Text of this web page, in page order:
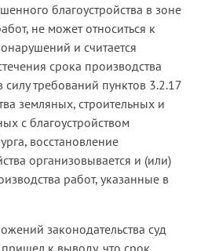
благоустройства в зоне
не может относиться к
и считается
срока производства
силу требований пунктов 3.2.17
земляных, строительных и
с благоустройством
восстановление
организовывается и (или)
работ, указанные в
законодательства суд
к выводу, что срок